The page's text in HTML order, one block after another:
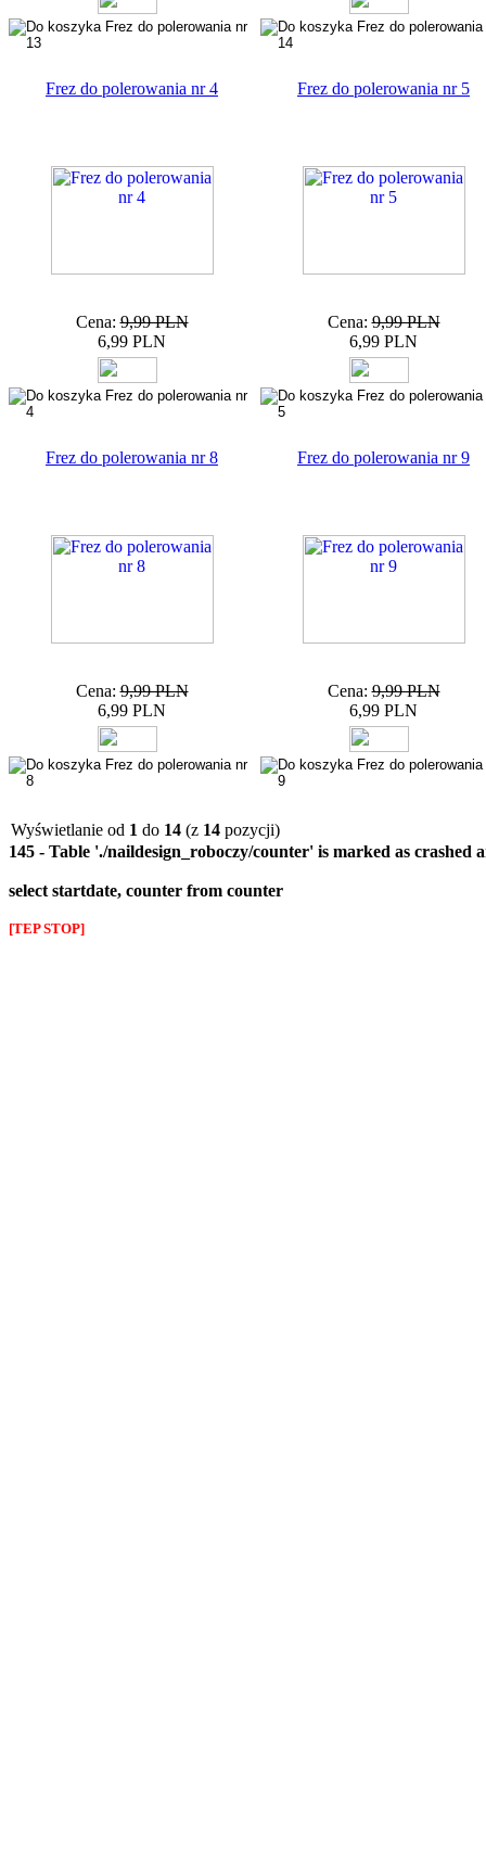
Frez do polerowania nr 4
Cena: 9,99 PLN
6,99 PLN
Frez do polerowania nr 5
Cena: 9,99 PLN
6,99 PLN
Frez do polerowania nr 8
Cena: 9,99 PLN
6,99 PLN
Frez do polerowania nr 9
Cena: 9,99 PLN
6,99 PLN
Wyświetlanie od 1 do 14 (z 14 pozycji)
145 - Table './naildesign_roboczy/counter' is marked as crashed
select startdate, counter from counter
[TEP STOP]